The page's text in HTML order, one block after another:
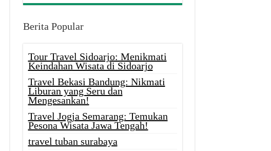
Berita Popular
Tour Travel Sidoarjo: Menikmati
Keindahan Wisata di Sidoarjo
Travel Bekasi Bandung: Nikmati
Liburan yang Seru dan
Mengesankan!
Travel Jogja Semarang: Temukan
Pesona Wisata Jawa Tengah!
travel tuban surabaya